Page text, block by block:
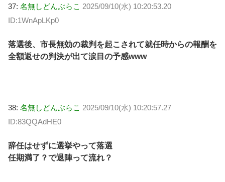
37: 名無しどんぶらこ 2025/09/10(水) 10:20:53.20
ID:1WnApLKp0
落選後、市長無効の裁判を起こされて就任時からの報酬を
全額返せの判決が出て涙目の予感www
38: 名無しどんぶらこ 2025/09/10(水) 10:20:57.27
ID:83QQAdHE0
辞任はせずに選挙やって落選
任期満了？で退陣って流れ？